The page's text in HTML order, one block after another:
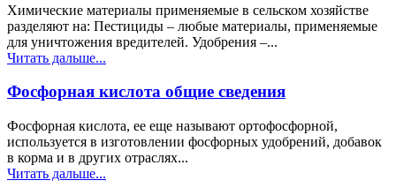
Химические материалы применяемые в сельском хозяйстве
разделяют на: Пестициды – любые материалы, применяемые
для уничтожения вредителей. Удобрения –...
Читать дальше...
Фосфорная кислота общие сведения
Фосфорная кислота, ее еще называют ортофосфорной,
используется в изготовлении фосфорных удобрений, добавок
в корма и в других отраслях...
Читать дальше...